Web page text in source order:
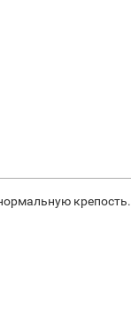
крепость.